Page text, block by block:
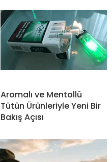
Aromalı ve Mentollü
Tütün Ürünleriyle Yeni Bir
Bakış Açısı